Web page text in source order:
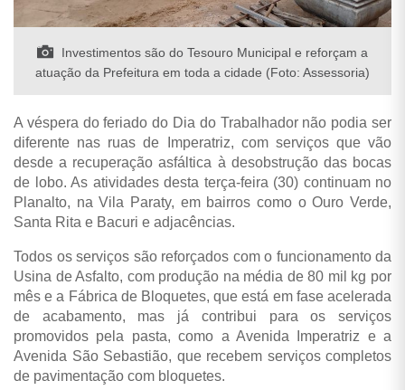
Investimentos são do Tesouro Municipal e reforçam a
atuação da Prefeitura em toda a cidade (Foto: Assessoria)
A véspera do feriado do Dia do Trabalhador não podia ser
diferente nas ruas de Imperatriz, com serviços que vão
desde a recuperação asfáltica à desobstrução das bocas
de lobo. As atividades desta terça-feira (30) continuam no
Planalto, na Vila Paraty, em bairros como o Ouro Verde,
Santa Rita e Bacuri e adjacências.
Todos os serviços são reforçados com o funcionamento da
Usina de Asfalto, com produção na média de 80 mil kg por
mês e a Fábrica de Bloquetes, que está em fase acelerada
de acabamento, mas já contribui para os serviços
promovidos pela pasta, como a Avenida Imperatriz e a
Avenida São Sebastião, que recebem serviços completos
de pavimentação com bloquetes.